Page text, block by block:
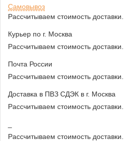
Самовывоз
Рассчитываем стоимость доставки...
Курьер по г. Москва
Рассчитываем стоимость доставки...
Почта России
Рассчитываем стоимость доставки...
Доставка в ПВЗ СДЭК в г. Москва
Рассчитываем стоимость доставки...
Рассчитываем стоимость доставки...